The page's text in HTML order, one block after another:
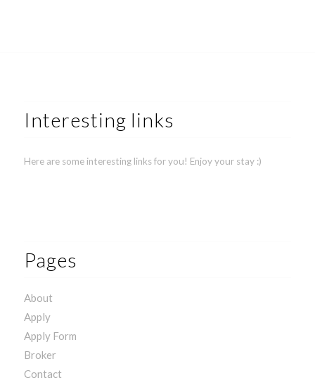
Interesting links
Here are some interesting links for you! Enjoy your stay :)
Pages
About
Apply
Apply Form
Broker
Contact